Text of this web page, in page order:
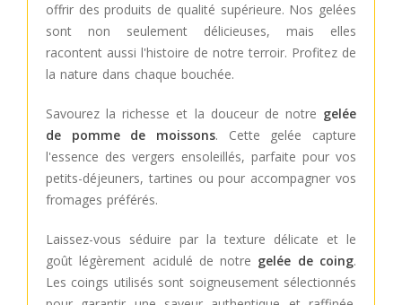
offrir des produits de qualité supérieure. Nos gelées
sont non seulement délicieuses, mais elles
racontent aussi l'histoire de notre terroir. Profitez de
la nature dans chaque bouchée.
Savourez la richesse et la douceur de notre gelée
de pomme de moissons. Cette gelée capture
l'essence des vergers ensoleillés, parfaite pour vos
petits-déjeuners, tartines ou pour accompagner vos
fromages préférés.
Laissez-vous séduire par la texture délicate et le
goût légèrement acidulé de notre gelée de coing.
Les coings utilisés sont soigneusement sélectionnés